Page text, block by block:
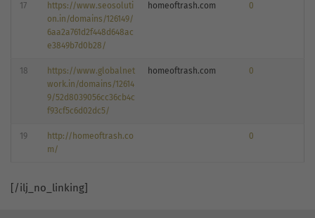
17
https://www.seosoluti
on.in/domains/126149/
6aa2a761d2f448d648ac
e3849b7d0b28/
homeoftrash.com 0
18
https://www.globalnet
work.in/domains/12614
9/52d8039056cc36cb4c
f93cf5c6d02dc5/
homeoftrash.com 0
19
http://homeoftrash.co
m/
0
[/ilj_no_linking]